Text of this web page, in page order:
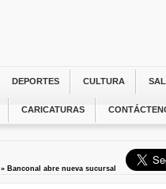
DEPORTES CULTURA
CARICATURAS
» Banconal abre nueva sucursal